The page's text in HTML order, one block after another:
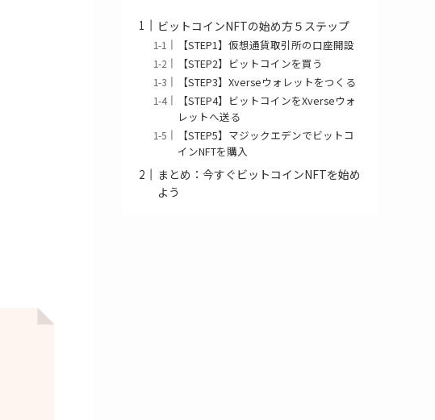
ビットコインNFTの始め方５ステップ
【STEP1】仮想通貨取引所の口座開設
【STEP2】ビットコインを買う
【STEP3】Xverseウォレットをつくる
【STEP4】ビットコインをXverseウォ
レットへ送る
【STEP5】マジックエデンでビットコ
インNFTを購入
まとめ：今すぐビットコインNFTを始め
よう